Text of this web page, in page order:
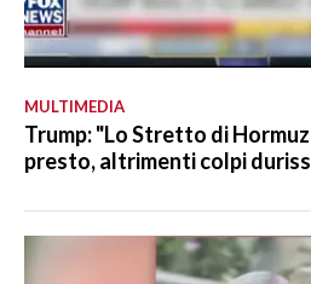
MULTIMEDIA
Trump: "Lo Stretto di
presto, altrimenti colpi